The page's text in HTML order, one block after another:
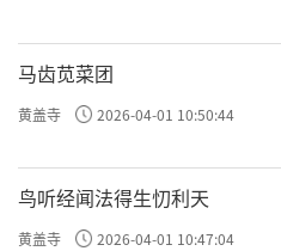
马齿苋菜团
黄盖寺 2026-04-01 10:50:44
鸟听经闻法得生忉利天
黄盖寺 2026-04-01 10:47:04